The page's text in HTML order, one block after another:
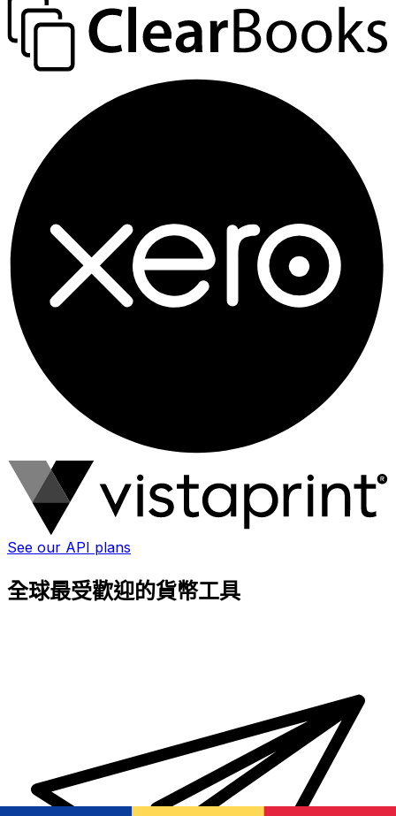
See our API plans
全球最受歡迎的貨幣工具